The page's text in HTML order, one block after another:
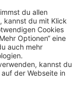
Einstellungen